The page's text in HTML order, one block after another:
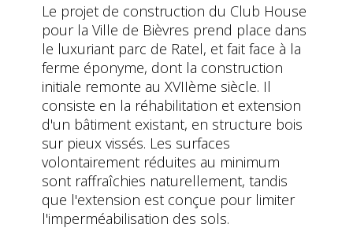
Le projet de construction du Club House
pour la Ville de Bièvres prend place dans
le luxuriant parc de Ratel, et fait face à la
ferme éponyme, dont la construction
initiale remonte au XVIIème siècle. Il
consiste en la réhabilitation et extension
d'un bâtiment existant, en structure bois
sur pieux vissés. Les surfaces
volontairement réduites au minimum
sont raffraîchies naturellement, tandis
que l'extension est conçue pour limiter
l'imperméabilisation des sols.